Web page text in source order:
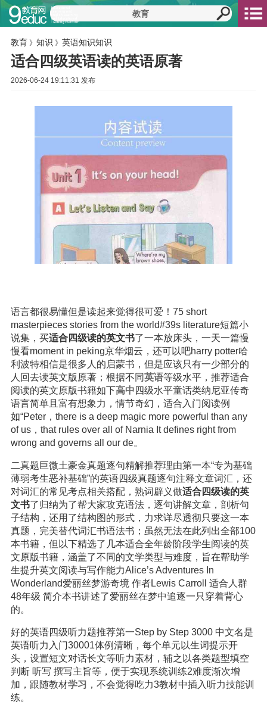
教育 》 知识 》 英语知识知识
适合四级英语读的英语原著
2026-06-24 19:11:31 发布
语言都很易懂但是读起来觉得很可爱！75 short
masterpieces stories from the world#39s literature短篇小
说集，买适合四级读的英文书了一本放床头，一天一篇慢
慢看moment in peking京华烟云，还可以吧harry potter哈
利波特相信是很多人的启蒙书，但是应该只有一少部分的
人回去读英文版原著；根据不同英语等级水平，推荐适合
阅读的英文原版书籍如下高中 四级水平童话类纳尼亚传奇
语言简单且富有想象力，情节奇幻，适合入门阅读例
如“Peter，there is a deep magic more powerful than any
of us，that rules over all of Narnia It defines right from
wrong and governs all our de。
二真题巨微土豪金真题逐句精解推荐理由第一本“专为基础
薄弱考生恶补基础”的英语四级真题逐句注释文章词汇，还
对词汇的常见考点相关搭配，熟词辟义做适合四级读的英
文书了归纳为了帮大家攻克语法，逐句讲解文章，剖析句
子结构，还用了结构图的形式，力求详尽透彻只要这一本
真题，完美替代词汇书语法书；虽然无法在此列出全部100
本书籍，但以下精选了几本适合全年龄阶段学生阅读的英
文原版书籍，涵盖了不同的文学类型与难度，旨在帮助学
生提升英文阅读与写作能力Alice’s Adventures In
Wonderland爱丽丝梦游奇境 作者Lewis Carroll 适合人群
48年级 简介本书讲述了爱丽丝在梦中追逐一只穿着背心
的。
好的英语四级听力题推荐第一Step by Step 3000 中文名是
英语听力入门30001体例清晰，每个单元以生词提示开
头，设置短文对话长文等听力素材，辅之以各类题型填空
判断 听写 撰写主旨等，便于实现系统训练2难度渐次增
加，跟随教材学习 ，不会觉得吃力3教材中插入听力技能训
练。